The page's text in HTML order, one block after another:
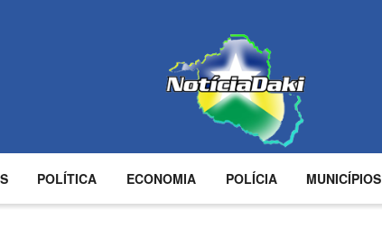
POLÍTICA ECONOMIA POLÍCIA MUNICÍPIOS